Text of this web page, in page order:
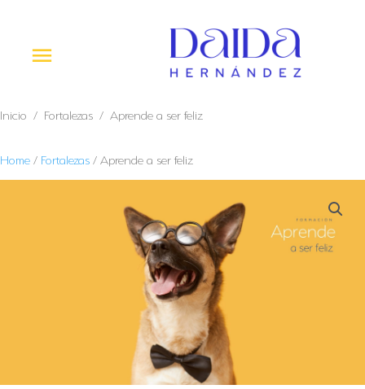
Menú
Inicio / Fortalezas / Aprende a ser feliz
Home / Fortalezas / Aprende a ser feliz